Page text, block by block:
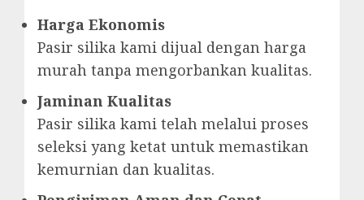
Harga Ekonomis
Pasir silika kami dijual dengan harga
murah tanpa mengorbankan kualitas.
Jaminan Kualitas
Pasir silika kami telah melalui proses
seleksi yang ketat untuk memastikan
kemurnian dan kualitas.